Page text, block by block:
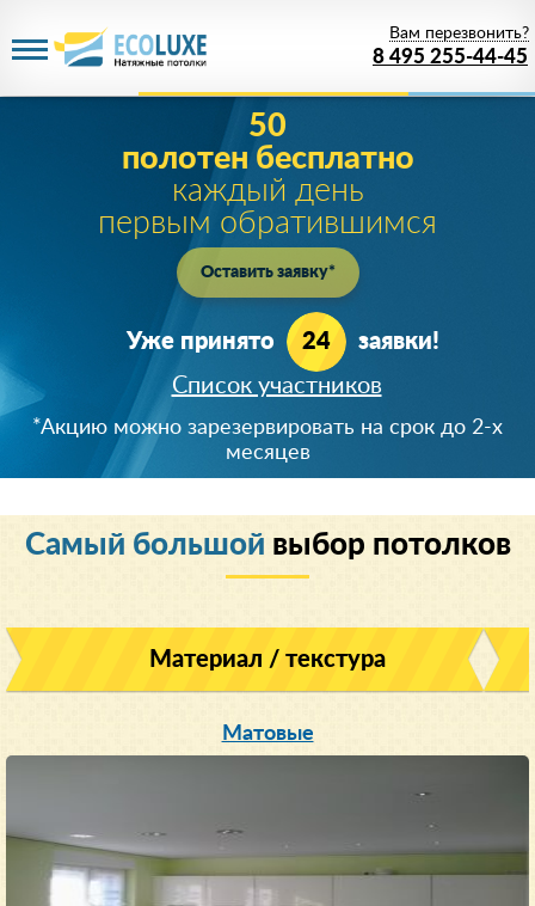
8 495 255-44-45
Вам перезвонить?
1 рубль
за PREMIUM потолок!
Акция действуетдо 08 августа 2026 года
Цена белого матового PREMIUM полотна при
заказе от 20м2 !
Успейте зарезервировать скидку!
Cамый большой выбор потолков
Материал / текстура
Матовые